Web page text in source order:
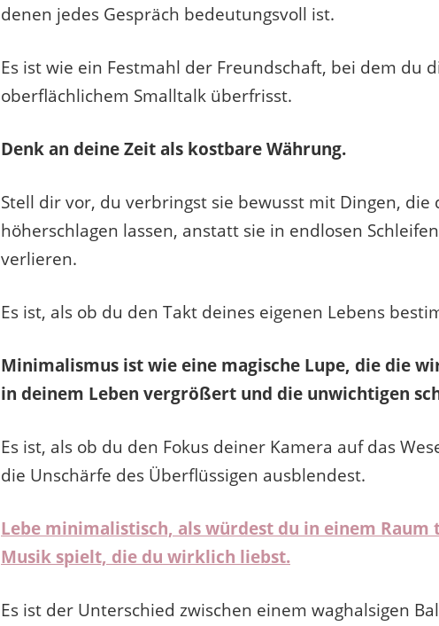
denen jedes Gespräch bedeutungsvoll ist.
Es ist wie ein Festmahl der Freundschaft, bei dem du
oberflächlichem Smalltalk überfrisst.
Denk an deine Zeit als kostbare Währung.
Stell dir vor, du verbringst sie bewusst mit Dingen, die
höherschlagen lassen, anstatt sie in endlosen
verlieren.
Es ist, als ob du den Takt deines eigenen Lebens
Minimalismus ist wie eine magische Lupe, die die
in deinem Leben vergrößert und die unwichtigen
Es ist, als ob du den Fokus deiner Kamera auf das
die Unschärfe des Überflüssigen ausblendest.
Lebe minimalistisch, als würdest du in einem Raum
Musik spielt, die du wirklich liebst.
Es ist der Unterschied zwischen einem waghalsigen